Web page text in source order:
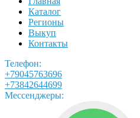
Каталог
Регионы
Выкуп
Контакты
Телефон:
+79045763696
+73842644699
Мессенджеры: